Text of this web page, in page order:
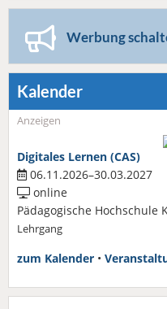
Werbung
Kalender
Anzeigen
Digitales Lernen (CAS)
06.11.2026–30.03.2027
online
Pädagogische Hochschule
Lehrgang
zum Kalender •